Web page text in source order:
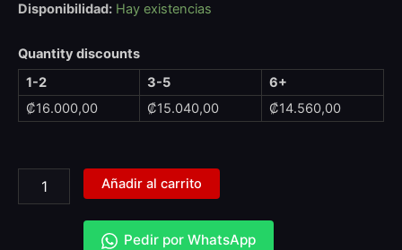
Disponibilidad: Hay existencias
Quantity discounts
1-2
3-5
6+
₡16.000,00 ₡15.040,00 ₡14.560,00
Añadir al carrito
Pedir por WhatsApp